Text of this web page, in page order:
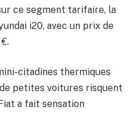
ce segment tarifaire, la
i20, avec un prix de
citadines thermiques
petites voitures risquent
a fait sensation